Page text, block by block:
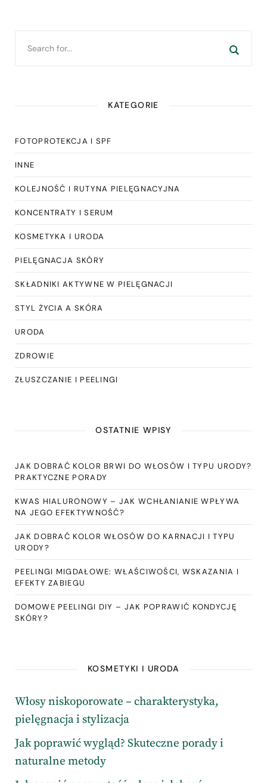
KATEGORIE
FOTOPROTEKCJA I SPF
INNE
KOLEJNOŚĆ I RUTYNA PIELĘGNACYJNA
KONCENTRATY I SERUM
KOSMETYKA I URODA
PIELĘGNACJA SKÓRY
SKŁADNIKI AKTYWNE W PIELĘGNACJI
STYL ŻYCIA A SKÓRA
URODA
ZDROWIE
ZŁUSZCZANIE I PEELINGI
OSTATNIE WPISY
JAK DOBRAĆ KOLOR BRWI DO WŁOSÓW I TYPU URODY?
PRAKTYCZNE PORADY
KWAS HIALURONOWY – JAK WCHŁANIANIE WPŁYWA
NA JEGO EFEKTYWNOŚĆ?
JAK DOBRAĆ KOLOR WŁOSÓW DO KARNACJI I TYPU
URODY?
PEELINGI MIGDAŁOWE: WŁAŚCIWOŚCI, WSKAZANIA I
EFEKTY ZABIEGU
DOMOWE PEELINGI DIY – JAK POPRAWIĆ KONDYCJĘ
SKÓRY?
KOSMETYKI I URODA
Włosy niskoporowate – charakterystyka,
pielęgnacja i stylizacja
Jak poprawić wygląd? Skuteczne porady i
naturalne metody